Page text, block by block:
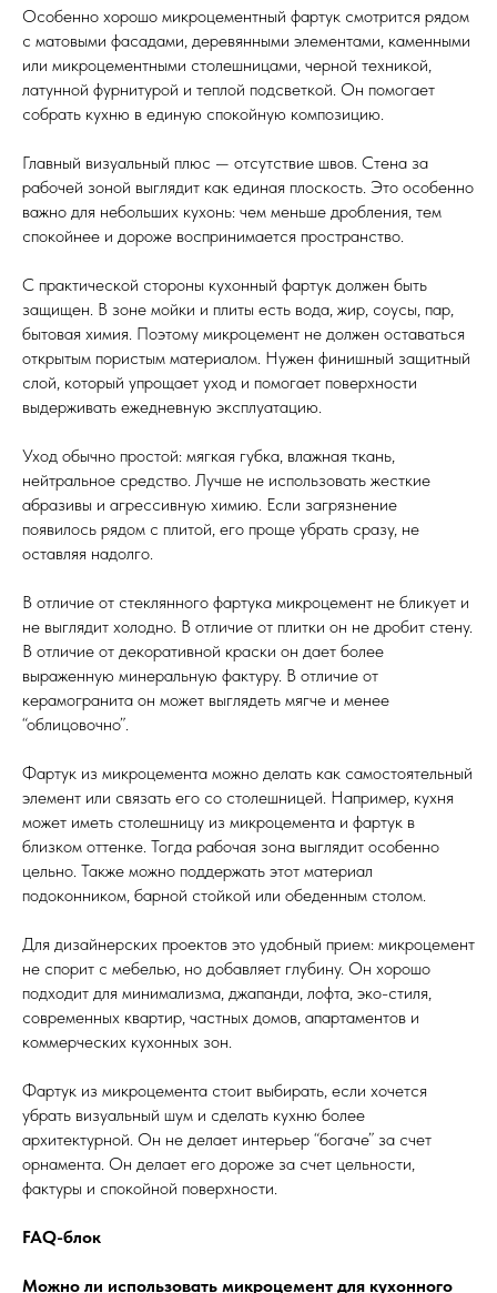
Особенно хорошо микроцементный фартук смотрится рядом
с матовыми фасадами, деревянными элементами, каменными
или микроцементными столешницами, черной техникой,
латунной фурнитурой и теплой подсветкой. Он помогает
собрать кухню в единую спокойную композицию.
Главный визуальный плюс — отсутствие швов. Стена за
рабочей зоной выглядит как единая плоскость. Это особенно
важно для небольших кухонь: чем меньше дробления, тем
спокойнее и дороже воспринимается пространство.
С практической стороны кухонный фартук должен быть
защищен. В зоне мойки и плиты есть вода, жир, соусы, пар,
бытовая химия. Поэтому микроцемент не должен оставаться
открытым пористым материалом. Нужен финишный защитный
слой, который упрощает уход и помогает поверхности
выдерживать ежедневную эксплуатацию.
Уход обычно простой: мягкая губка, влажная ткань,
нейтральное средство. Лучше не использовать жесткие
абразивы и агрессивную химию. Если загрязнение
появилось рядом с плитой, его проще убрать сразу, не
оставляя надолго.
В отличие от стеклянного фартука микроцемент не бликует и
не выглядит холодно. В отличие от плитки он не дробит стену.
В отличие от декоративной краски он дает более
выраженную минеральную фактуру. В отличие от
керамогранита он может выглядеть мягче и менее
“облицовочно”.
Фартук из микроцемента можно делать как самостоятельный
элемент или связать его со столешницей. Например, кухня
может иметь столешницу из микроцемента и фартук в
близком оттенке. Тогда рабочая зона выглядит особенно
цельно. Также можно поддержать этот материал
подоконником, барной стойкой или обеденным столом.
Для дизайнерских проектов это удобный прием: микроцемент
не спорит с мебелью, но добавляет глубину. Он хорошо
подходит для минимализма, джапанди, лофта, эко-стиля,
современных квартир, частных домов, апартаментов и
коммерческих кухонных зон.
Фартук из микроцемента стоит выбирать, если хочется
убрать визуальный шум и сделать кухню более
архитектурной. Он не делает интерьер “богаче” за счет
орнамента. Он делает его дороже за счет цельности,
фактуры и спокойной поверхности.
FAQ-блок
Можно ли использовать микроцемент для кухонного